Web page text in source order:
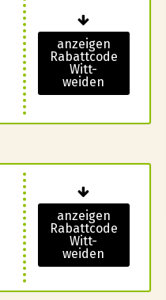
anzeigen
Rabattcode
Witt-
weiden
anzeigen
Rabattcode
Witt-
weiden